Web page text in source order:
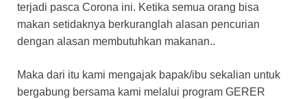
terjadi pasca Corona ini. Ketika semua orang bisa
makan setidaknya berkuranglah alasan pencurian
dengan alasan membutuhkan makanan..
Maka dari itu kami mengajak bapak/ibu sekalian untuk
bergabung bersama kami melalui program GERER